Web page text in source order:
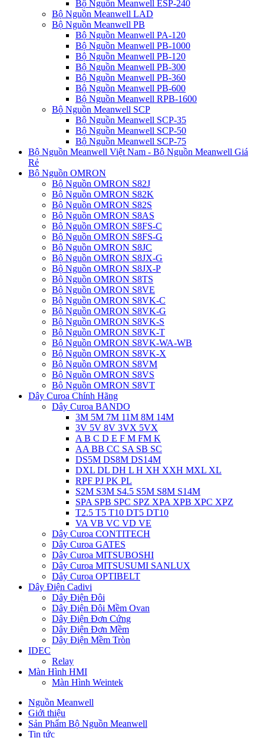
Bộ Nguồn Meanwell ESP-240
Bộ Nguồn Meanwell LAD
Bộ Nguồn Meanwell PB
Bộ Nguồn Meanwell PA-120
Bộ Nguồn Meanwell PB-1000
Bộ Nguồn Meanwell PB-120
Bộ Nguồn Meanwell PB-300
Bộ Nguồn Meanwell PB-360
Bộ Nguồn Meanwell PB-600
Bộ Nguồn Meanwell RPB-1600
Bộ Nguồn Meanwell SCP
Bộ Nguồn Meanwell SCP-35
Bộ Nguồn Meanwell SCP-50
Bộ Nguồn Meanwell SCP-75
Bộ Nguồn Meanwell Việt Nam - Bộ Nguồn Meanwell Giá
Rẻ
Bộ Nguồn OMRON
Bộ Nguồn OMRON S82J
Bộ Nguồn OMRON S82K
Bộ Nguồn OMRON S82S
Bộ Nguồn OMRON S8AS
Bộ Nguồn OMRON S8FS-C
Bộ Nguồn OMRON S8FS-G
Bộ Nguồn OMRON S8JC
Bộ Nguồn OMRON S8JX-G
Bộ Nguồn OMRON S8JX-P
Bộ Nguồn OMRON S8TS
Bộ Nguồn OMRON S8VE
Bộ Nguồn OMRON S8VK-C
Bộ Nguồn OMRON S8VK-G
Bộ Nguồn OMRON S8VK-S
Bộ Nguồn OMRON S8VK-T
Bộ Nguồn OMRON S8VK-WA-WB
Bộ Nguồn OMRON S8VK-X
Bộ Nguồn OMRON S8VM
Bộ Nguồn OMRON S8VS
Bộ Nguồn OMRON S8VT
Dây Curoa Chính Hãng
Dây Curoa BANDO
3M 5M 7M 11M 8M 14M
3V 5V 8V 3VX 5VX
A B C D E F M FM K
AA BB CC SA SB SC
DS5M DS8M DS14M
DXL DL DH L H XH XXH MXL XL
RPF PJ PK PL
S2M S3M S4.5 S5M S8M S14M
SPA SPB SPC SPZ XPA XPB XPC XPZ
T2.5 T5 T10 DT5 DT10
VA VB VC VD VE
Dây Curoa CONTITECH
Dây Curoa GATES
Dây Curoa MITSUBOSHI
Dây Curoa MITSUSUMI SANLUX
Dây Curoa OPTIBELT
Dây Điện Cadivi
Dây Điện Đôi
Dây Điện Đôi Mềm Ovan
Dây Điện Đơn Cứng
Dây Điện Đơn Mềm
Dây Điện Mềm Tròn
IDEC
Relay
Màn Hình HMI
Màn Hình Weintek
Nguồn Meanwell
Giới thiệu
Sản Phẩm Bộ Nguồn Meanwell
Tin tức